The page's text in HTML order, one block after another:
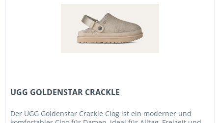
UGG GOLDENSTAR CRACKLE
Der UGG Goldenstar Crackle Clog ist ein moderner und